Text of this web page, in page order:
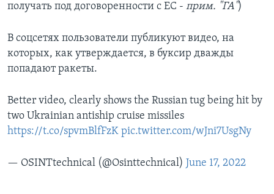
получать под договоренности с ЕС - прим. "ГА")
В соцсетях пользователи публикуют видео, на
которых, как утверждается, в буксир дважды
попадают ракеты.
Better video, clearly shows the Russian tug being hit by
two Ukrainian antiship cruise missiles
https://t.co/spvmBlfFzK pic.twitter.com/wJni7UsgNy
— OSINTtechnical (@Osinttechnical) June 17, 2022